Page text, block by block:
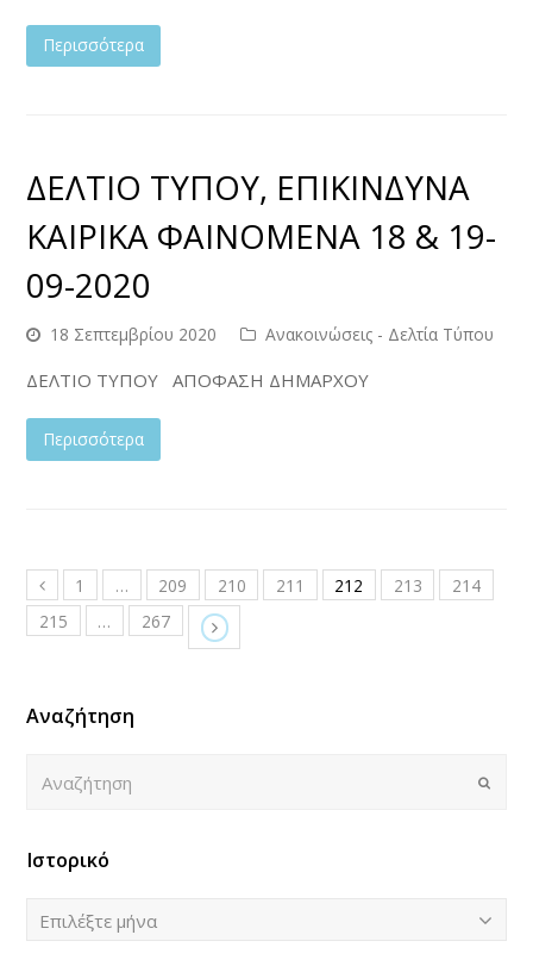
Περισσότερα
ΔΕΛΤΙΟ ΤΥΠΟΥ, ΕΠΙΚΙΝΔΥΝΑ
ΚΑΙΡΙΚΑ ΦΑΙΝΟΜΕΝΑ 18 & 19-
09-2020
18 Σεπτεμβρίου 2020 Ανακοινώσεις - Δελτία Τύπου
ΔΕΛΤΙΟ ΤΥΠΟΥ ΑΠΟΦΑΣΗ ΔΗΜΑΡΧΟΥ
Περισσότερα
1 … 209 210 211 212 213
214
215
… 267
Αναζήτηση
Submit
Ιστορικό
Ιστορικό
Επιλέξτε μήνα